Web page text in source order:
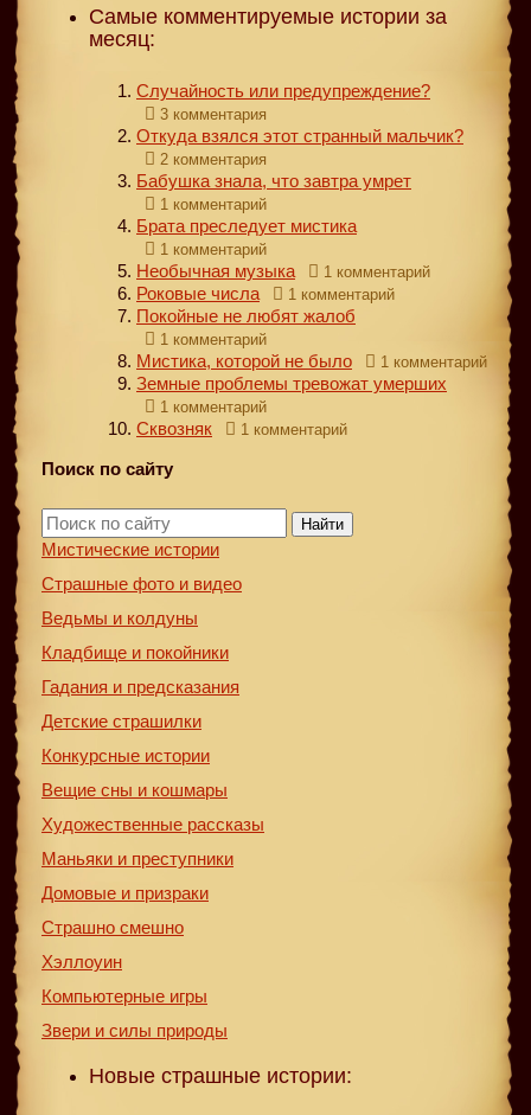
Самые комментируемые истории за
месяц:
Случайность или предупреждение?
3 комментария
Откуда взялся этот странный мальчик?
2 комментария
Бабушка знала, что завтра умрет
1 комментарий
Брата преследует мистика
1 комментарий
Необычная музыка 1 комментарий
Роковые числа 1 комментарий
Покойные не любят жалоб
1 комментарий
Мистика, которой не было 1 комментарий
Земные проблемы тревожат умерших
1 комментарий
Сквозняк 1 комментарий
Поиск по сайту
Найти
Мистические истории
Страшные фото и видео
Ведьмы и колдуны
Кладбище и покойники
Гадания и предсказания
Детские страшилки
Конкурсные истории
Вещие сны и кошмары
Художественные рассказы
Маньяки и преступники
Домовые и призраки
Страшно смешно
Хэллоуин
Компьютерные игры
Звери и силы природы
Новые страшные истории: